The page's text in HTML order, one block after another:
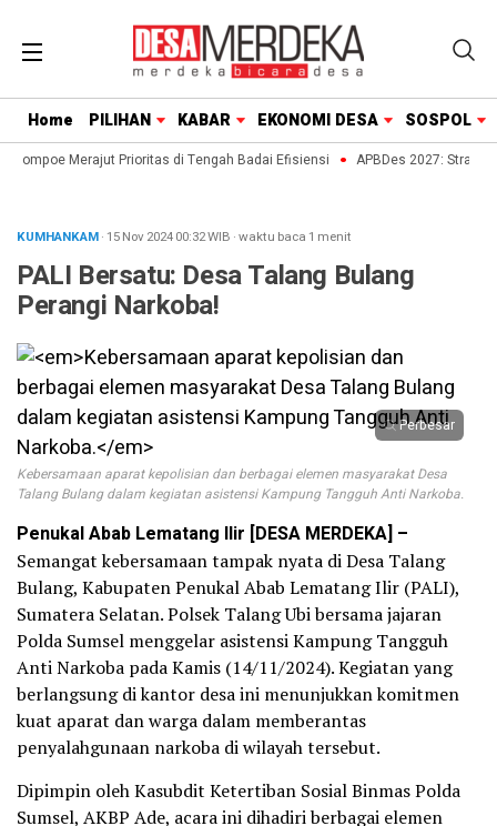
Home PILIHAN KABAR EKONOMI DESA SOSPOL
Lompoe Merajut Prioritas di Tengah Badai Efisiensi APBDes 2027: Strategi
KUMHANKAM· 15 Nov 202400:32WIB ·waktu baca 1 menit
PALI Bersatu: Desa Talang Bulang
Perangi Narkoba!
Perbesar
Kebersamaan aparat kepolisian dan berbagai elemen masyarakat Desa
Talang Bulang dalam kegiatan asistensi Kampung Tangguh Anti Narkoba.
Penukal Abab Lematang Ilir [DESA MERDEKA] –
Semangat kebersamaan tampak nyata di Desa Talang
Bulang, Kabupaten Penukal Abab Lematang Ilir (PALI),
Sumatera Selatan. Polsek Talang Ubi bersama jajaran
Polda Sumsel menggelar asistensi Kampung Tangguh
Anti Narkoba pada Kamis (14/11/2024). Kegiatan yang
berlangsung di kantor desa ini menunjukkan komitmen
kuat aparat dan warga dalam memberantas
penyalahgunaan narkoba di wilayah tersebut.
Dipimpin oleh Kasubdit Ketertiban Sosial Binmas Polda
Sumsel, AKBP Ade, acara ini dihadiri berbagai elemen